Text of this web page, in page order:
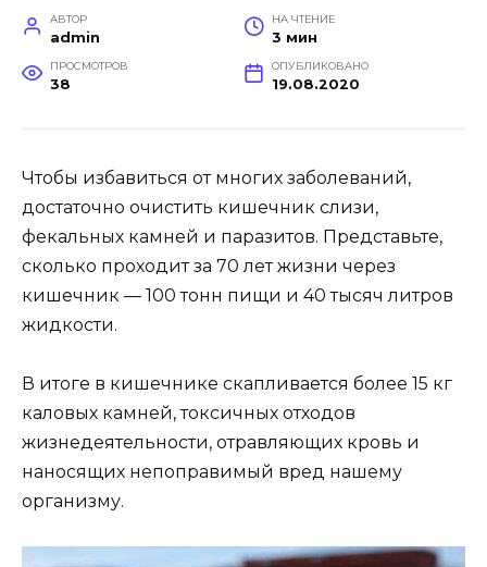
АВТОР
admin
НА ЧТЕНИЕ
3 мин
ПРОСМОТРОВ
38
ОПУБЛИКОВАНО
19.08.2020
Чтобы избавиться от многих заболеваний,
достаточно очистить кишечник слизи,
фекальных камней и паразитов. Представьте,
сколько проходит за 70 лет жизни через
кишечник — 100 тонн пищи и 40 тысяч литров
жидкости.
В итоге в кишечнике скапливается более 15 кг
каловых камней, токсичных отходов
жизнедеятельности, отравляющих кровь и
наносящих непоправимый вред нашему
организму.